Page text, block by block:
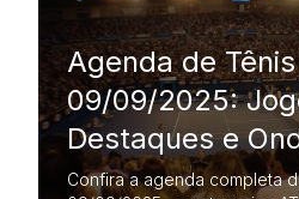
Agenda de
09/09/2025:
Destaques e
Confira a agenda completa